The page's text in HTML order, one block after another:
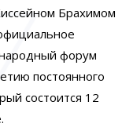
Брахимом
форум
постоянного
состоится 12